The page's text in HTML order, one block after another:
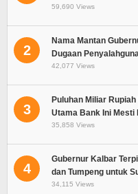
59,690 Views
2
Nama Mantan
Dugaan
42,077 Views
3
Puluhan Miliar
Utama Bank Ini
35,858 Views
4
Gubernur Kalbar
dan Tumpeng untuk
34,115 Views